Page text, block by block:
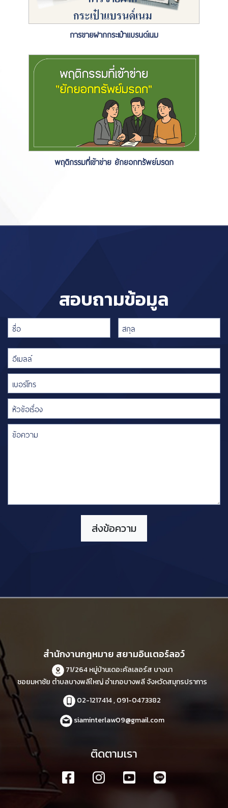
การขายฝากกระเป๋าแบรนด์เนม
พฤติกรรมที่เข้าข่าย ยักยอกทรัพย์มรดก
สอบถามข้อมูล
สำนักงานกฎหมาย สยามอินเตอร์ลอว์
71/264 หมู่บ้านเดอะคัลเลอร์ส บางนา
ซอยมหาชัย ตำบลบางพลีใหญ่ อำเภอบางพลี จังหวัดสมุทรปราการ
02-1217414 , 091-0473382
siaminterlaw09@gmail.com
ติดตามเรา